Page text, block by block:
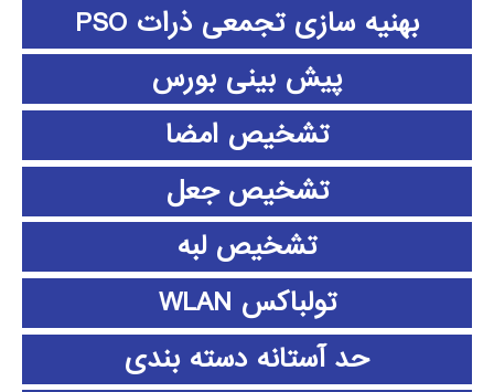
بهنیه سازی تجمعی ذرات PSO
پیش بینی بورس
تشخیص امضا
تشخیص جعل
تشخیص لبه
تولباکس WLAN
حد آستانه دسته بندی